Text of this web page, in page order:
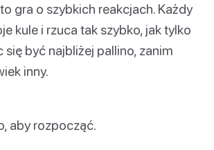
gra o szybkich reakcjach. Każdy
kule i rzuca tak szybko, jak tylko
być najbliżej pallino, zanim
inny.
aby rozpocząć.